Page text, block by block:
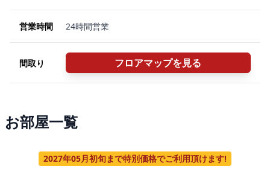
営業時間 24時間営業
間取り フロアマップを見る
お部屋一覧
2027年05月初旬まで特別価格でご利用頂けます!